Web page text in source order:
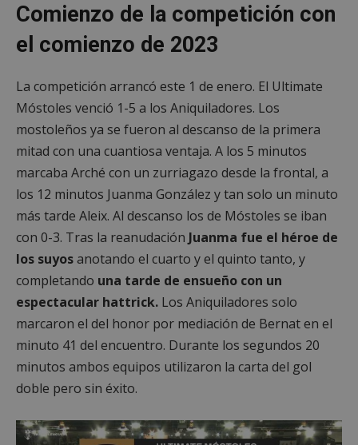
Comienzo de la competición con
el comienzo de 2023
La competición arrancó este 1 de enero. El Ultimate
Móstoles venció 1-5 a los Aniquiladores. Los
mostoleños ya se fueron al descanso de la primera
mitad con una cuantiosa ventaja. A los 5 minutos
marcaba Arché con un zurriagazo desde la frontal, a
los 12 minutos Juanma González y tan solo un minuto
más tarde Aleix. Al descanso los de Móstoles se iban
con 0-3. Tras la reanudación Juanma fue el héroe de
los suyosanotando el cuarto y el quinto tanto, y
completando una tarde de ensueño con un
espectacular hattrick. Los Aniquiladores solo
marcaron el del honor por mediación de Bernat en el
minuto 41 del encuentro. Durante los segundos 20
minutos ambos equipos utilizaron la carta del gol
doble pero sin éxito.